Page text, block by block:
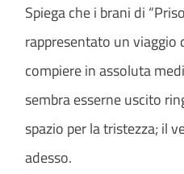
Spiega che i brani di
rappresentato un viaggio
compiere in assoluta
sembra esserne uscito
spazio per la tristezza; il
adesso.